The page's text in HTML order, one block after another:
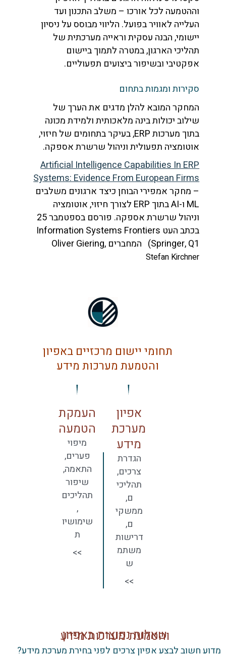
וההטמעה לכל אורכו – משלב התכנון ועד
העלייה לאוויר בפועל. הליווי מבוסס על ניסיון
יישומי, הבנה עסקית וראייה מערכתית של
תהליכי הארגון, במטרה לתמוך ביישום
אפקטיבי ובשיפור ביצועים תפעוליים.
סקירות ומגמות בתחום
המחקר המובא להלן מדגים את הערך של
שילוב יכולות בינה מלאכותית ולמידת מכונה
בתוך מערכות ERP, בעיקר בתחומים של חיזוי,
אוטומציה תפעולית וניהול שרשרת אספקה.
Artificial Intelligence Capabilities In ERP
Systems: Evidence From European Firms
– מחקר אמפירי הבוחן כיצד ארגונים משלבים
ML ו-AI בתוך ERP לצורך חיזוי, אוטומציה
וניהול שרשרת אספקה. פורסם בספטמבר 25
בכתב העטInformation Systems Frontiers
(Springer, Q1 המחברים Oliver Giering,
Stefan Kirchner
תחומי יישום מרכזיים באפיון
והטמעת מערכות מידע
אפיון
מערכת
מידע
הגדרת
צרכים,
תהליכי
ממשקי
דרישות
משתמ
העמקת
הטמעה
מיפוי
פערים,
התאמה,
שיפור
תהליכים
שימושיו
שאלות נפוצות באפיון והטמעת מערכות מידע
חשוב לבצע אפיון צרכים לפני בחירת מערכת מידע?